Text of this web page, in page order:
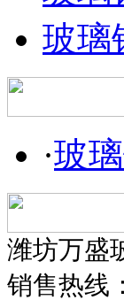
玻璃
·玻
潍坊万盛
销售热线：